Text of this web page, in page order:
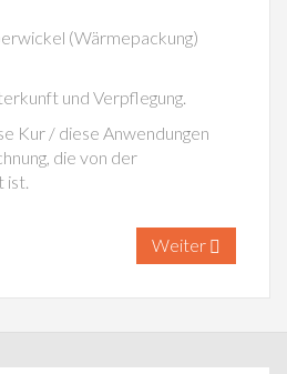
(Wärmepackung)
und Verpflegung.
Kur / diese Anwendungen
die von der
ist.
Weiter